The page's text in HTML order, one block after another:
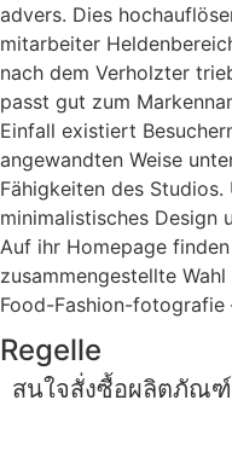
advers. Dies
mitarbeiter
nach dem Verholzter
passt gut zum
Einfall existiert
angewandten Weise
Fähigkeiten des Studios.
minimalistisches Design
Auf ihr Homepage
zusammengestellte
Food-Fashion-fotografie
Regelle
สนใจสั่งซื้อผลิตภัณฑ์